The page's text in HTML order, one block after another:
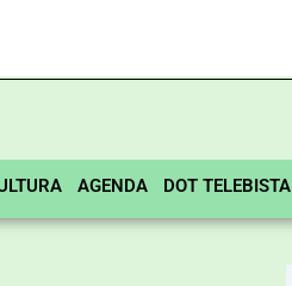
AGENDA DOT TELEBISTA